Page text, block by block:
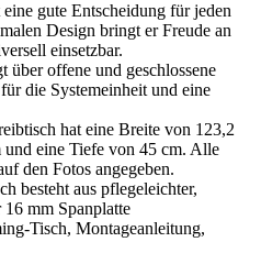
gute Entscheidung für jeden
Design bringt er Freude an
einsetzbar.
über offene und geschlossene
die Systemeinheit und eine
hat eine Breite von 123,2
eine Tiefe von 45 cm. Alle
den Fotos angegeben.
besteht aus pflegeleichter,
16 mm Spanplatte
Tisch, Montageanleitung,